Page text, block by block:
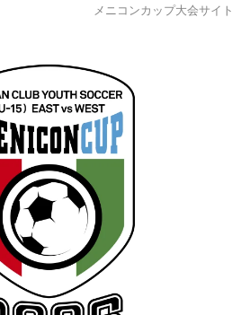
メニコンカップ大会サイト